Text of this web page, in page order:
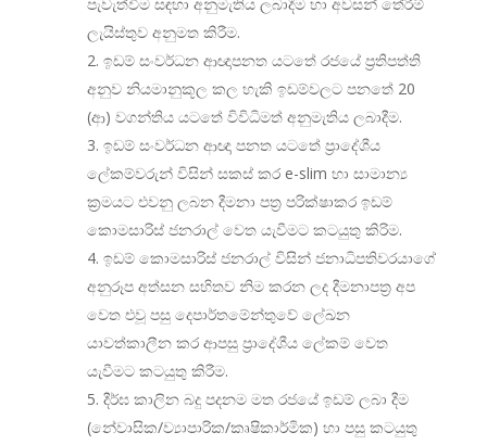
ලැයිස්තුව අනුමත කිරීම.
ඉඩම් සංවර්ධන ආඥාපනත යටතේ රජයේ ප්‍රතිපත්ති
අනුව නියමානුකූල කල හැකි ඉඩම්වලට පනතේ 20
(ආ) වගන්තිය යටතේ විවිධිමත් අනුමැතිය ලබාදීම.
ඉඩම් සංවර්ධන ආඥා පනත යටතේ ප්‍රාදේශීය
ලේකම්වරුන් විසින් සකස් කර e-slim හා සාමාන්‍ය
ක්‍රමයට එවනු ලබන දීමනා පත්‍ර පරික්ෂාකර ඉඩම්
කොමසාරිස් ජනරාල් වෙත යැවීමට කටයුතු කිරිම.
ඉඩම් කොමසාරිස් ජනරාල් විසින් ජනාධිපතිවරයාගේ
අනුරූප අත්සන සහිතව නිම කරන ලද දීමනාපත්‍ර අප
වෙත එවූ පසු දෙපාර්තමේන්තුවේ ලේඛන
යාවත්කාලීන කර ආපසු ප්‍රාදේශීය ලේකම් වෙත
යැවීමට කටයුතු කිරීම.
දීර්ඝ කාලින බදු පදනම මත රජයේ ඉඩම් ලබා දීම
(නේවාසික/ව්‍යාපාරික/කෘෂිකාර්මික) හා පසු කටයුතු